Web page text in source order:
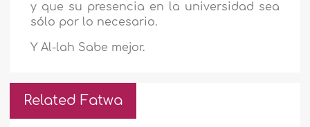
y que su presencia en la universidad sea
sólo por lo necesario.
Y Al-lah Sabe mejor.
Related Fatwa